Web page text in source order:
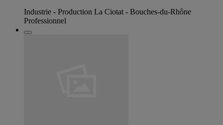
Industrie - Production La Ciotat - Bouches-du-Rhône
Professionnel